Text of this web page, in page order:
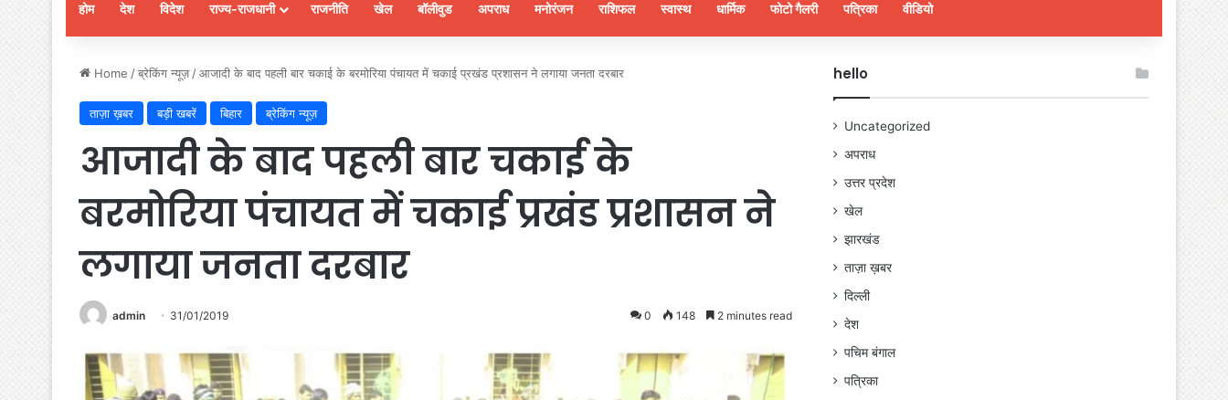
होम देश विदेश राज्य-राजधानी राजनीति खेल बॉलीवुड अपराध मनोरंजन राशिफल स्वास्थ धार्मिक फोटो गैलरी पत्रिका वीडियो
Home /ब्रेकिंग न्यूज़ /आजादी के बाद पहली बार चकाई के बरमोरिया पंचायत में चकाई प्रखंड प्रशासन ने लगाया जनता दरबार
ताज़ा ख़बर बड़ी खबरें बिहार ब्रेकिंग न्यूज़
आजादी के बाद पहली बार चकाई के
बरमोरिया पंचायत में चकाई प्रखंड प्रशासन ने
लगाया जनता दरबार
admin 31/01/2019 0 148 2 minutes read
hello
Uncategorized
अपराध
उत्तर प्रदेश
खेल
झारखंड
ताज़ा ख़बर
दिल्ली
देश
पचिम बंगाल
पत्रिका